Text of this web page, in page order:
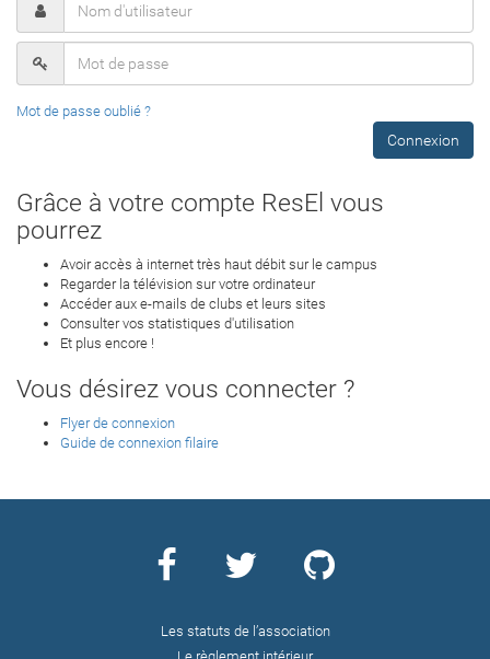
Mot de passe oublié ?
Connexion
Grâce à votre compte ResEl vous
pourrez
Avoir accès à internet très haut débit sur le campus
Regarder la télévision sur votre ordinateur
Accéder aux e-mails de clubs et leurs sites
Consulter vos statistiques d'utilisation
Et plus encore !
Vous désirez vous connecter ?
Flyer de connexion
Guide de connexion filaire
Les statuts de l’association